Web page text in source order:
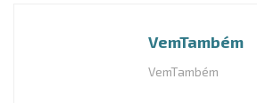
VemTambém
VemTambém